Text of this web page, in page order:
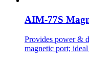
AIM-77S
Provides power &
magnetic port;